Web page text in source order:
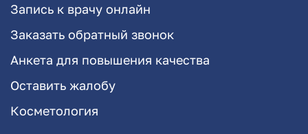
Запись к врачу онлайн
Заказать обратный звонок
Анкета для повышения качества
Оставить жалобу
Косметология